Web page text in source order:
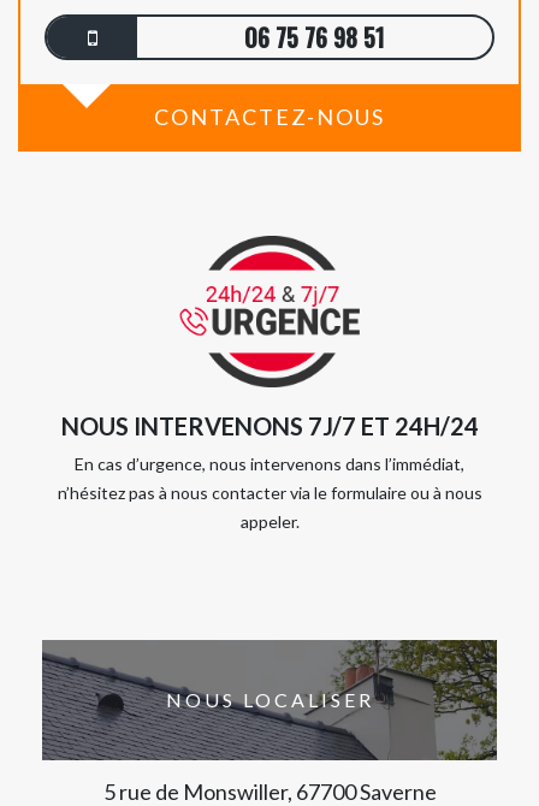
06 75 76 98 51
CONTACTEZ-NOUS
NOUS INTERVENONS 7J/7 ET 24H/24
En cas d’urgence, nous intervenons dans l’immédiat,
n’hésitez pas à nous contacter via le formulaire ou à nous
appeler.
NOUS LOCALISER
5 rue de Monswiller, 67700 Saverne